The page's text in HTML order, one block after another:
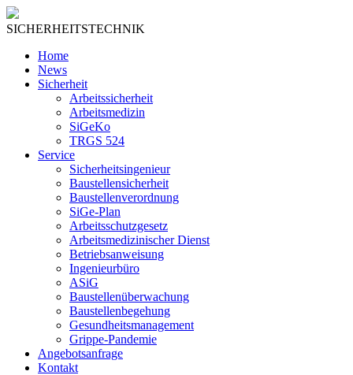
SICHERHEITSTECHNIK
Home
News
Sicherheit
Arbeitssicherheit
Arbeitsmedizin
SiGeKo
TRGS 524
Service
Sicherheitsingenieur
Baustellensicherheit
Baustellenverordnung
SiGe-Plan
Arbeitsschutzgesetz
Arbeitsmedizinischer Dienst
Betriebsanweisung
Ingenieurbüro
ASiG
Baustellenüberwachung
Baustellenbegehung
Gesundheitsmanagement
Grippe-Pandemie
Angebotsanfrage
Kontakt